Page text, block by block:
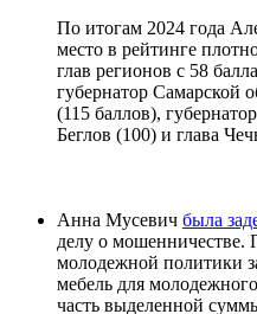
По итогам 2024 года
место в рейтинге
глав регионов с 58
губернатор Самарской
(115 баллов),
Беглов (100) и глава
Анна Мусевич была
делу о мошенничестве.
молодежной политики
мебель для
часть выделенной